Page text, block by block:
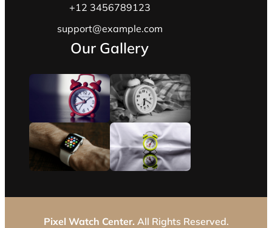
+12 3456789123
support@example.com
Our Gallery
Pixel Watch Center. All Rights Reserved.